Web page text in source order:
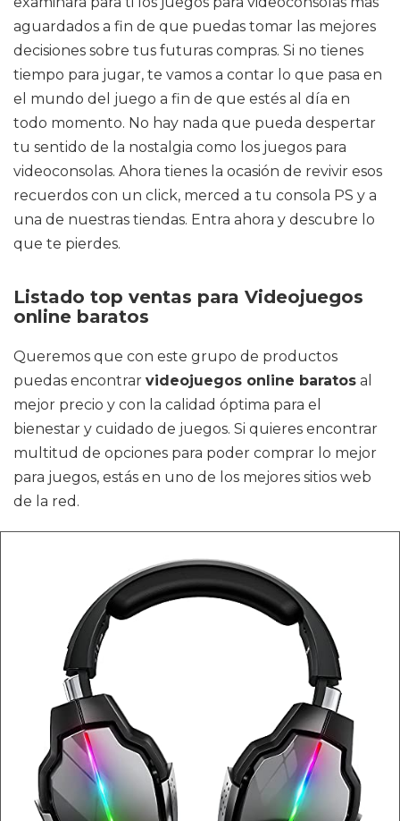
aguardados a fin de que puedas tomar las mejores
decisiones sobre tus futuras compras. Si no tienes
tiempo para jugar, te vamos a contar lo que pasa en
el mundo del juego a fin de que estés al día en
todo momento. No hay nada que pueda despertar
tu sentido de la nostalgia como los juegos para
videoconsolas. Ahora tienes la ocasión de revivir esos
recuerdos con un click, merced a tu consola PS y a
una de nuestras tiendas. Entra ahora y descubre lo
que te pierdes.
Listado top ventas para Videojuegos
online baratos
Queremos que con este grupo de productos
puedas encontrar videojuegos online baratos al
mejor precio y con la calidad óptima para el
bienestar y cuidado de juegos. Si quieres encontrar
multitud de opciones para poder comprar lo mejor
para juegos, estás en uno de los mejores sitios web
de la red.